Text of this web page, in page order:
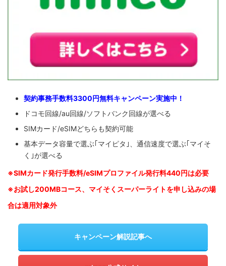
契約事務手数料3300円無料キャンペーン実施中！
ドコモ回線/au回線/ソフトバンク回線が選べる
SIMカード/eSIMどちらも契約可能
基本データ容量で選ぶ｢マイピタ｣、通信速度で選ぶ｢マイそ
く｣が選べる
※SIMカード発行手数料/eSIMプロファイル発行料440円は必要
※お試し200MBコース、マイそくスーパーライトを申し込みの場
合は適用対象外
キャンペーン解説記事へ